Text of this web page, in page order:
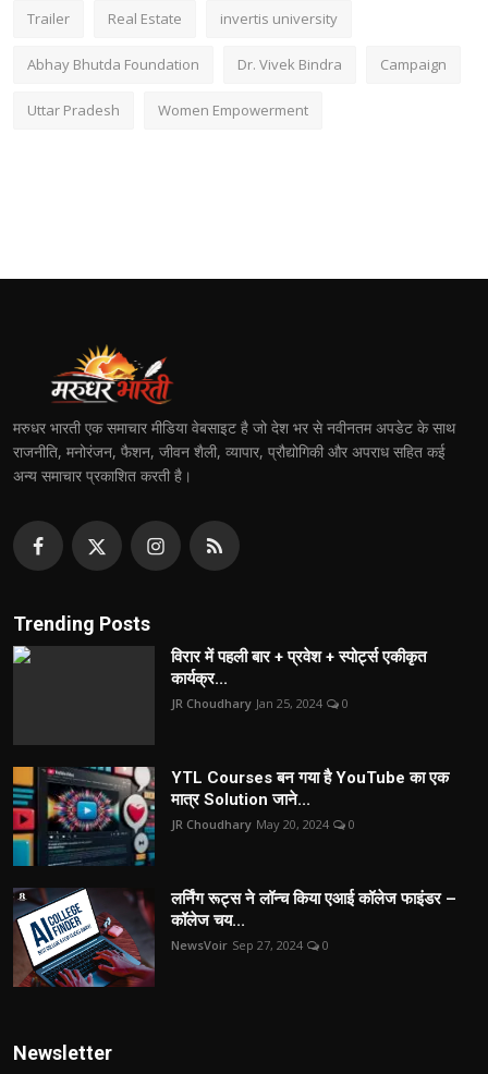
Trailer Real Estate invertis university
Abhay Bhutda Foundation Dr. Vivek Bindra Campaign
Uttar Pradesh Women Empowerment
मरुधर भारती एक समाचार मीडिया वेबसाइट है जो देश भर से नवीनतम अपडेट के साथ
राजनीति, मनोरंजन, फैशन, जीवन शैली, व्यापार, प्रौद्योगिकी और अपराध सहित कई
अन्य समाचार प्रकाशित करती है।
Trending Posts
विरार में पहली बार + प्रवेश + स्पोर्ट्स एकीकृत
कार्यक्र...
JR Choudhary Jan 25, 2024 0
YTL Courses बन गया है YouTube का एक
मात्र Solution जाने...
JR Choudhary May 20, 2024 0
लर्निंग रूट्स ने लॉन्च किया एआई कॉलेज फाइंडर –
कॉलेज चय...
NewsVoir Sep 27, 2024 0
Newsletter